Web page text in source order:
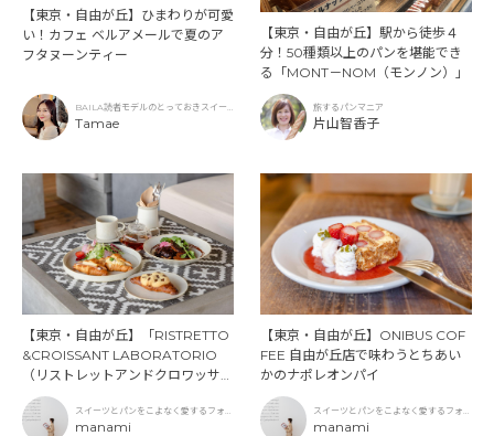
【東京・自由が丘】ひまわりが可愛
い！カフェ ベルアメールで夏のア
フタヌーンティー
BAILA読者モデルのとっておきスイー
ツ
Tamae
【東京・自由が丘】駅から徒歩４
分！50種類以上のパンを堪能でき
る「MONT－NOM（モンノン）」
旅するパンマニア
片山智香子
【東京・自由が丘】「RISTRETTO
&CROISSANT LABORATORIO
（リストレットアンドクロワッサン
ラボラトリオ）」で過ごす究極のク
ロワッサン体験スイーツとパンをこよなく愛するフォト
グラファー
manami
【東京・自由が丘】ONIBUS COF
FEE 自由が丘店で味わうとちあい
かのナポレオンパイ
スイーツとパンをこよなく愛するフォト
グラファー
manami